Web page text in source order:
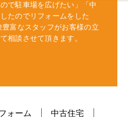
で駐車場を広げたい」
「中
たのでリフォームをした
豊富なスタッフがお客様の立
相談させて頂きます。
ォーム
中古住宅